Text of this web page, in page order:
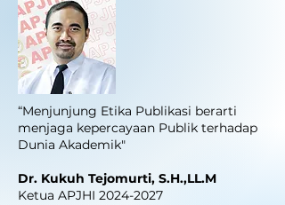
“Menjunjung Etika Publikasi berarti
menjaga kepercayaan Publik terhadap
Dunia Akademik"
Dr. Kukuh Tejomurti, S.H.,LL.M
Ketua APJHI 2024-2027